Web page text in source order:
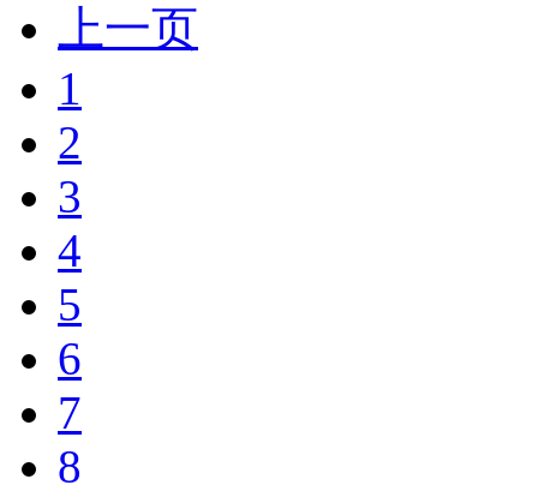
上一页
1
2
3
4
5
6
7
8